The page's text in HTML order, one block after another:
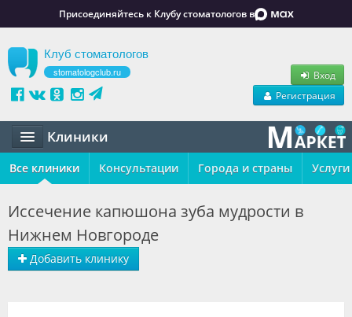
Присоединяйтесь к Клубу стоматологов в
Клуб стоматологов
stomatologclub.ru
Вход
Регистрация
Клиники
Статьи
Обучение
Вакансии
Все клиники Консультации Города и страны Услуги
Добавить клинику
Иссечение капюшона зуба мудрости в
Нижнем Новгороде